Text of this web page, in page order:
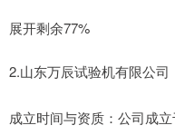
展开剩余77%
2.山东万辰试验机有限公司
成立时间与资质：公司成